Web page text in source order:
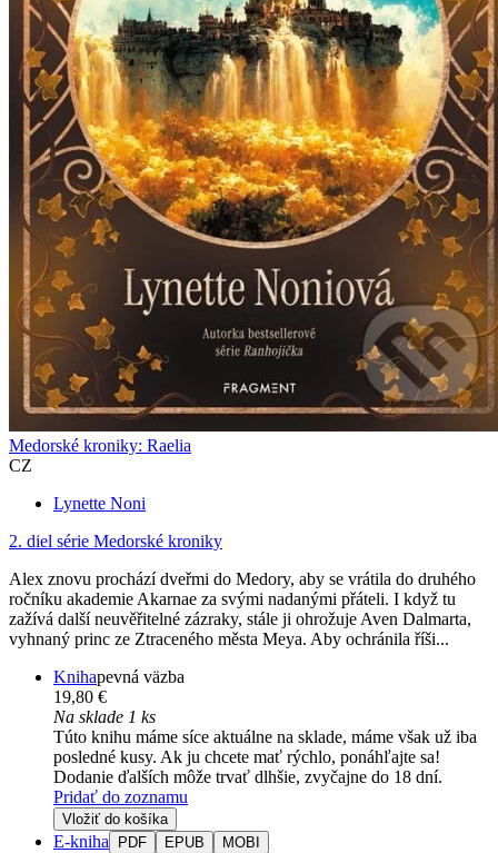
Medorské kroniky: Raelia
CZ
Lynette Noni
2. diel série Medorské kroniky
Alex znovu prochází dveřmi do Medory, aby se vrátila do druhého
ročníku akademie Akarnae za svými nadanými přáteli. I když tu
zažívá další neuvěřitelné zázraky, stále ji ohrožuje Aven Dalmarta,
vyhnaný princ ze Ztraceného města Meya. Aby ochránila říši...
Knihapevná väzba
19,80 €
Na sklade 1 ks
Túto knihu máme síce aktuálne na sklade, máme však už iba
posledné kusy. Ak ju chcete mať rýchlo, ponáhľajte sa!
Dodanie ďalších môže trvať dlhšie, zvyčajne do 18 dní.
Pridať do zoznamu
Vložiť do košíka
E-kniha PDF EPUB MOBI